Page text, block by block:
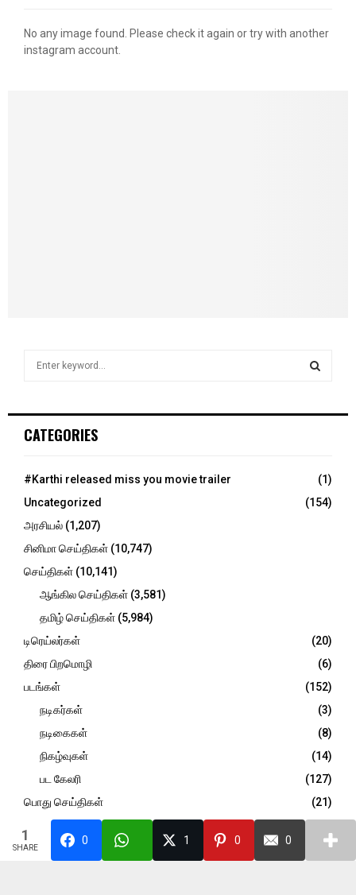
No any image found. Please check it again or try with another
instagram account.
h
o
:
CATEGORIES
#Karthi released miss you movie trailer
(1)
Uncategorized
(154)
அரசியல் (1,207)
சினிமா செய்திகள் (10,747)
செய்திகள் (10,141)
ஆங்கில செய்திகள் (3,581)
தமிழ் செய்திகள் (5,984)
டிரெய்லர்கள்
(20)
திரை பிறமொழி
(6)
படங்கள்
(152)
நடிகர்கள்
(3)
நடிகைகள்
(8)
நிகழ்வுகள்
(14)
பட கேலரி
(127)
பொது செய்திகள்
(21)
விமர்சனம்
(947)
1
SHARE
0 1 0 0